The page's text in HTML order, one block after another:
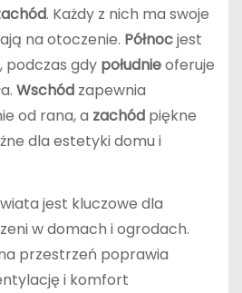
. Każdy z nich ma swoje
na otoczenie. Północjest
podczas gdy południeoferuje
Wschódzapewnia
od rana, a zachódpiękne
dla estetyki domu i
jest kluczowe dla
w domach i ogrodach.
przestrzeń poprawia
i komfort